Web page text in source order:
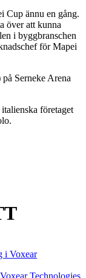
Cup ännu en gång.
över att kunna
i byggbranschen
för Mapei
Serneke Arena
företaget
Technologies